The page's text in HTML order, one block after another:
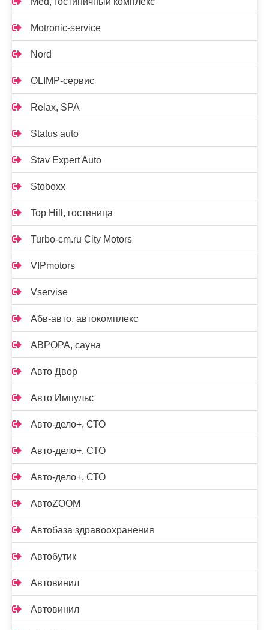
Motronic-service
Nord
OLIMP-сервис
Relax, SPA
Status auto
Stav Expert Auto
Stoboxx
Top Hill, гостиница
Turbo-cm.ru City Motors
VIPmotors
Vservise
Абв-авто, автокомплекс
АВРОРА, сауна
Авто Двор
Авто Импульс
Авто-дело+, СТО
Авто-дело+, СТО
Авто-дело+, СТО
АвтоZOOM
Автобаза здравоохранения
Автобутик
Автовинил
Автовинил